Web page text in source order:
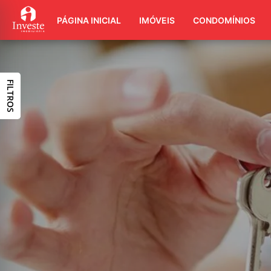
PÁGINA INICIAL IMÓVEIS CONDOMÍNIOS
FILTROS